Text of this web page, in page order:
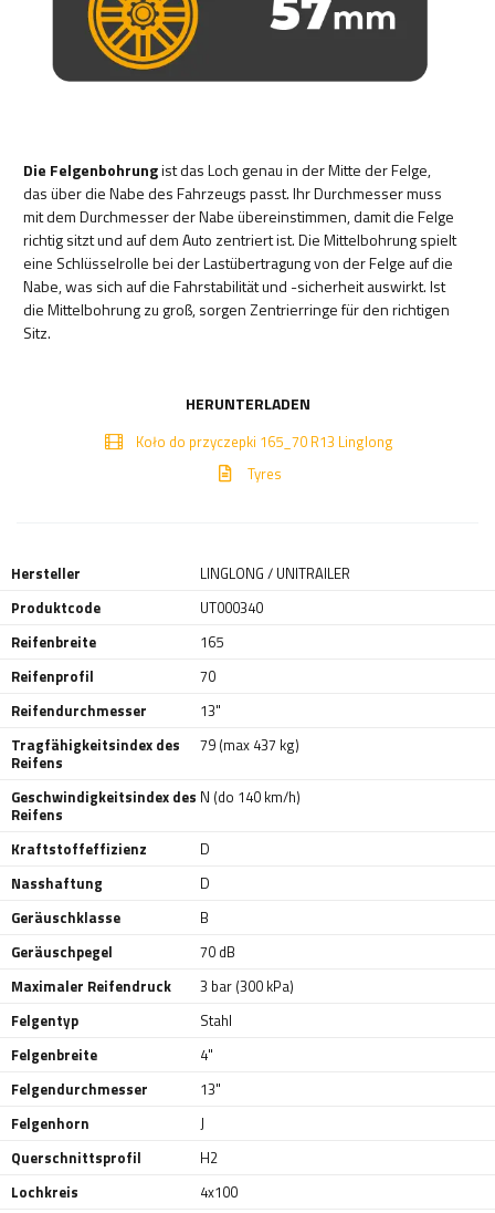
Die Felgenbohrungist das Loch genau in der Mitte der Felge,
das über die Nabe des Fahrzeugs passt. Ihr Durchmesser muss
mit dem Durchmesser der Nabe übereinstimmen, damit die Felge
richtig sitzt und auf dem Auto zentriert ist. Die Mittelbohrung spielt
eine Schlüsselrolle bei der Lastübertragung von der Felge auf die
Nabe, was sich auf die Fahrstabilität und -sicherheit auswirkt. Ist
die Mittelbohrung zu groß, sorgen Zentrierringe für den richtigen
Sitz.
HERUNTERLADEN
Koło do przyczepki 165_70 R13 Linglong
Tyres
Hersteller
LINGLONG / UNITRAILER
Produktcode
UT000340
Reifenbreite
165
Reifenprofil
70
Reifendurchmesser
13"
Tragfähigkeitsindex des
Reifens
79 (max 437 kg)
Geschwindigkeitsindex des
Reifens
N (do 140 km/h)
Kraftstoffeffizienz
D
Nasshaftung
D
Geräuschklasse
B
Geräuschpegel
70 dB
Maximaler Reifendruck
3 bar (300 kPa)
Felgentyp
Stahl
Felgenbreite
4"
Felgendurchmesser
13"
Felgenhorn
J
Querschnittsprofil
H2
Lochkreis
4x100